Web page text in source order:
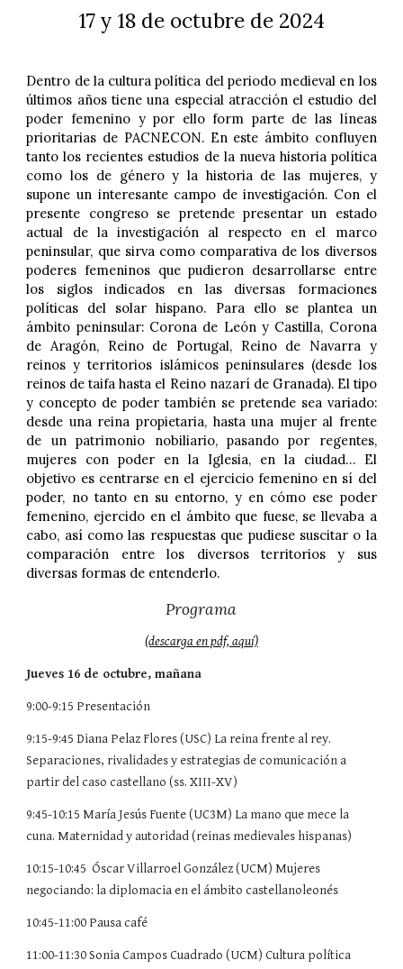
17 y 18 de octubre de 2024
Dentro de la cultura política del periodo medieval en los
últimos años tiene una especial atracción el estudio del
poder femenino y por ello form parte de las líneas
prioritarias de PACNECON. En este ámbito confluyen
tanto los recientes estudios de la nueva historia política
como los de género y la historia de las mujeres, y
supone un interesante campo de investigación. Con el
presente congreso se pretende presentar un estado
actual de la investigación al respecto en el marco
peninsular, que sirva como comparativa de los diversos
poderes femeninos que pudieron desarrollarse entre
los siglos indicados en las diversas formaciones
políticas del solar hispano. Para ello se plantea un
ámbito peninsular: Corona de León y Castilla, Corona
de Aragón, Reino de Portugal, Reino de Navarra y
reinos y territorios islámicos peninsulares (desde los
reinos de taifa hasta el Reino nazarí de Granada). El tipo
y concepto de poder también se pretende sea variado:
desde una reina propietaria, hasta una mujer al frente
de un patrimonio nobiliario, pasando por regentes,
mujeres con poder en la Iglesia, en la ciudad… El
objetivo es centrarse en el ejercicio femenino en sí del
poder, no tanto en su entorno, y en cómo ese poder
femenino, ejercido en el ámbito que fuese, se llevaba a
cabo, así como las respuestas que pudiese suscitar o la
comparación entre los diversos territorios y sus
diversas formas de entenderlo.
Programa
(descarga en pdf, aquí)
Jueves 16 de octubre, mañana
9:00-9:15 Presentación
9:15-9:45 Diana Pelaz Flores (USC) La reina frente al rey.
Separaciones, rivalidades y estrategias de comunicación a
partir del caso castellano (ss. XIII-XV)
9:45-10:15 María Jesús Fuente (UC3M) La mano que mece la
cuna. Maternidad y autoridad (reinas medievales hispanas)
10:15-10:45 Óscar Villarroel González (UCM) Mujeres
negociando: la diplomacia en el ámbito castellanoleonés
10:45-11:00 Pausa café
11:00-11:30 Sonia Campos Cuadrado (UCM) Cultura política